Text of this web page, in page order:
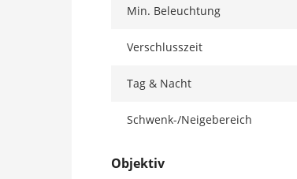
Min. Beleuchtung
Verschlusszeit
Tag & Nacht
Schwenk-/Neigebereich
Objektiv